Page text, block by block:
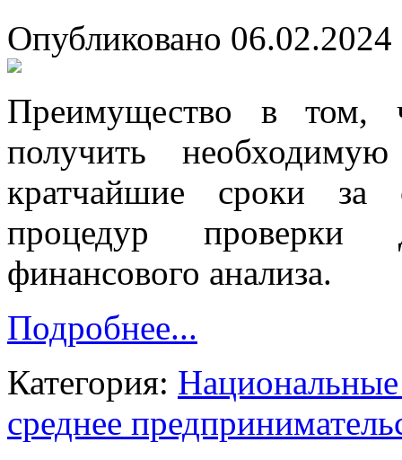
Опубликовано
Преимущество в том,
получить
кратчайшие сроки за
процедур проверки
финансового анализа.
Подробнее...
Категория:
среднее